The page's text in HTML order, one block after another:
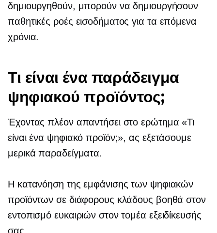
δημιουργηθούν, μπορούν να δημιουργήσουν
παθητικές ροές εισοδήματος για τα επόμενα
χρόνια.
Τι είναι ένα παράδειγμα
ψηφιακού προϊόντος;
Έχοντας πλέον απαντήσει στο ερώτημα «Τι
είναι ένα ψηφιακό προϊόν;», ας εξετάσουμε
μερικά παραδείγματα.
Η κατανόηση της εμφάνισης των ψηφιακών
προϊόντων σε διάφορους κλάδους βοηθά στον
εντοπισμό ευκαιριών στον τομέα εξειδίκευσής
σας.